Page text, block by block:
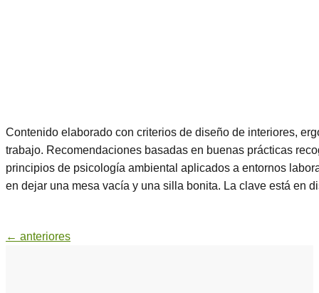
Contenido elaborado con criterios de diseño de interiores,
trabajo. Recomendaciones basadas en buenas prácticas
principios de psicología ambiental aplicados a entornos
en dejar una mesa vacía y una silla bonita. La clave está en
← anteriores